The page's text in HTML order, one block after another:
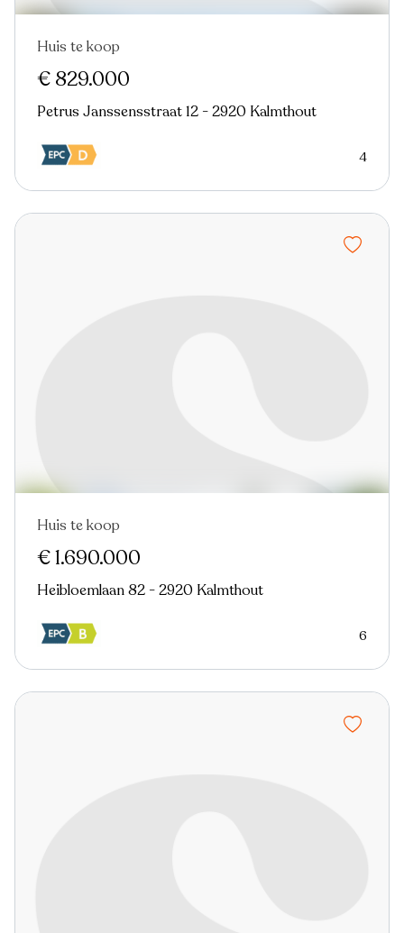
Huis te koop
€ 829.000
Petrus Janssensstraat 12 - 2920 Kalmthout
4
Huis te koop
€ 1.690.000
Heibloemlaan 82 - 2920 Kalmthout
6